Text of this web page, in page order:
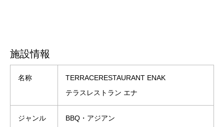
施設情報
名称
TERRACERESTAURANT ENAK
テラスレストラン エナ
ジャンル BBQ・アジアン